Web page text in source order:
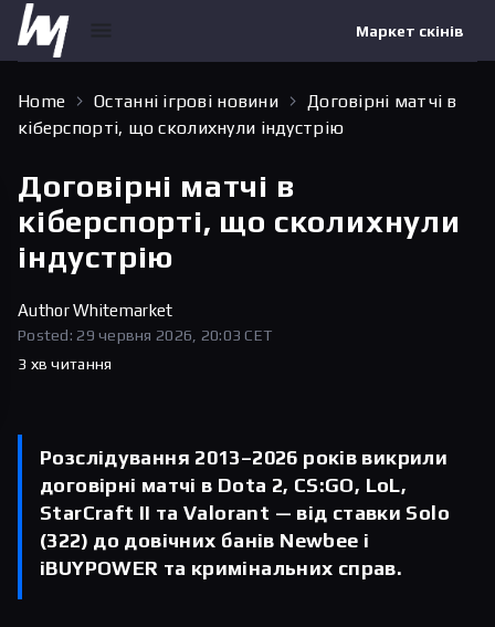
Маркет скінів
Home Останні ігрові новини
Договірні матчі в
кіберспорті, що сколихнули індустрію
Договірні матчі в
кіберспорті, що сколихнули
індустрію
AuthorWhitemarket
Posted: 29 червня 2026, 20:03 CET
3 хв читання
Розслідування 2013–2026 років викрили
договірні матчі в Dota 2, CS:GO, LoL,
StarCraft II та Valorant — від ставки Solo
(322) до довічних банів Newbee і
iBUYPOWER та кримінальних справ.